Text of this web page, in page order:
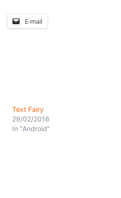
E-mail
Text Fairy
29/02/2016
In "Android"